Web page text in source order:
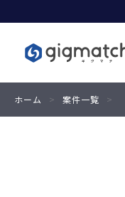
ホーム > 案件一覧 >